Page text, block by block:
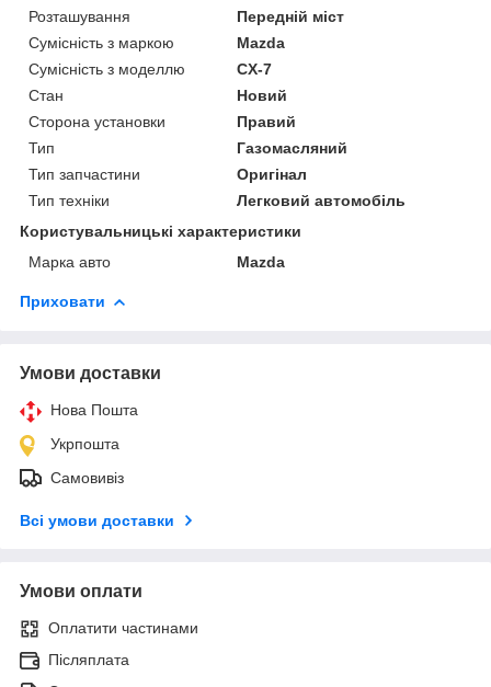
Розташування
Передній міст
Сумісність з маркою
Mazda
Сумісність з моделлю
CX-7
Стан
Новий
Сторона установки
Правий
Тип
Газомасляний
Тип запчастини
Оригінал
Тип техніки
Легковий автомобіль
Користувальницькі характеристики
Марка авто
Mazda
Приховати
Умови доставки
Нова Пошта
Укрпошта
Самовивіз
Всі умови доставки
Умови оплати
Оплатити частинами
Післяплата